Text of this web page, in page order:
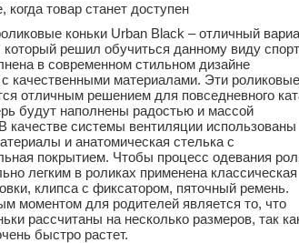
товар станет доступен
коньки Urban Black – отличный
который решил обучиться данному виду
в современном стильном дизайне
качественными материалами. Эти роликовые
отличным решением для повседневного
будут наполнены радостью и массой
качестве системы вентиляции использованы
и анатомическая стелька с
покрытием. Чтобы процесс одевания
легким в роликах применена классическая
клипса с фиксатором, пяточный ремень.
моментом для родителей является то, что
рассчитаны на несколько размеров, так
быстро растет.